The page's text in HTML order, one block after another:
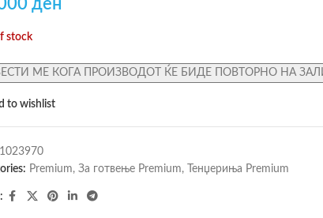
ден
stock
МЕ КОГА ПРОИЗВОДОТ ЌЕ БИДЕ ПОВТОРНО НА
to wishlist
1023970
Premium, За готвење Premium, Тенџериња Premium